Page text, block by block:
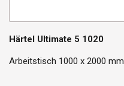
Härtel Ultimate 5 1020
Arbeitstisch 1000 x 2000 mm